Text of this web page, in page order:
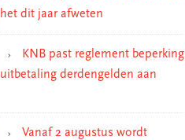
het dit jaar afweten
KNB past reglement beperking
uitbetaling derdengelden aan
Vanaf 2 augustus wordt